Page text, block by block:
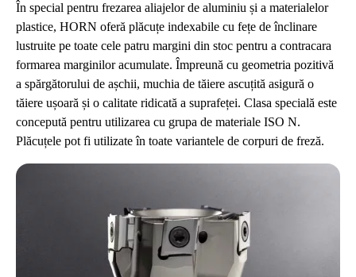
În special pentru frezarea aliajelor de aluminiu și a materialelor
plastice, HORN oferă plăcuțe indexabile cu fețe de înclinare
lustruite pe toate cele patru margini din stoc pentru a contracara
formarea marginilor acumulate. Împreună cu geometria pozitivă
a spărgătorului de așchii, muchia de tăiere ascuțită asigură o
tăiere ușoară și o calitate ridicată a suprafeței. Clasa specială este
concepută pentru utilizarea cu grupa de materiale ISO N.
Plăcuțele pot fi utilizate în toate variantele de corpuri de freză.